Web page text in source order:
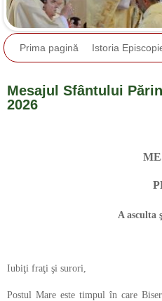
Prima pagină Istoria
Mesajul Sfântului
2026
A asculta
Iubiţi fraţi şi surori,
Postul Mare este timpul în care